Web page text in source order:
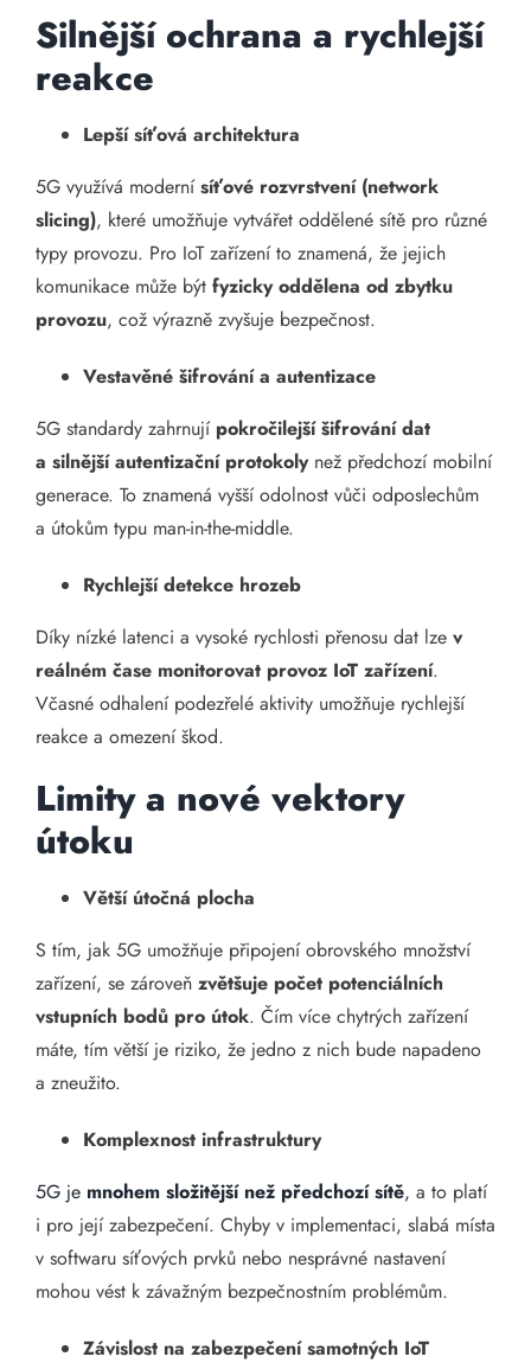
Silnější ochrana a rychlejší
reakce
Lepší síťová architektura
5G využívá modernísíťové rozvrstvení (network
slicing), které umožňuje vytvářet oddělené sítě pro různé
typy provozu. Pro IoT zařízení to znamená, že jejich
komunikace může být fyzicky oddělena od zbytku
provozu, což výrazně zvyšuje bezpečnost.
Vestavěné šifrování a autentizace
5G standardy zahrnují pokročilejší šifrování dat
a silnější autentizační protokolynež předchozí mobilní
generace. To znamená vyšší odolnost vůči odposlechům
a útokům typu man-in-the-middle.
Rychlejší detekce hrozeb
Díky nízké latenci a vysoké rychlosti přenosu dat lze v
reálném čase monitorovat provoz IoT zařízení.
Včasné odhalení podezřelé aktivity umožňuje rychlejší
reakce a omezení škod.
Limity a nové vektory
útoku
Větší útočná plocha
S tím, jak 5G umožňuje připojení obrovského množství
zařízení, se zároveň zvětšuje počet potenciálních
vstupních bodů pro útok. Čím více chytrých zařízení
máte, tím větší je riziko, že jedno z nich bude napadeno
a zneužito.
Komplexnost infrastruktury
5G je mnohem složitější než předchozí sítě, a to platí
i pro její zabezpečení. Chyby v implementaci, slabá místa
v softwaru síťových prvků nebo nesprávné nastavení
mohou vést k závažným bezpečnostním problémům.
Závislost na zabezpečení samotných IoT